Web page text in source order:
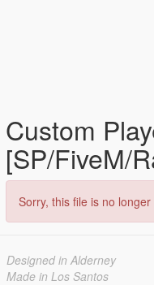
Custom
[SP/FiveM/
Sorry, this file is no
Designed in Alderney
Made in Los Santos